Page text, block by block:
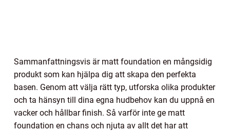
Sammanfattningsvis är matt foundation en mångsidig
produkt som kan hjälpa dig att skapa den perfekta
basen. Genom att välja rätt typ, utforska olika produkter
och ta hänsyn till dina egna hudbehov kan du uppnå en
vacker och hållbar finish. Så varför inte ge matt
foundation en chans och njuta av allt det har att